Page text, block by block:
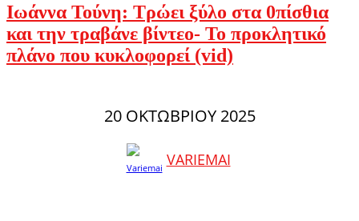
Ιωάννα Τούνη: Τρώει ξύλο στα 0πίσθια
και την τραβάνε βίντεο- Το προκλητικό
πλάνο που κυκλοφορεί (vid)
20 ΟΚΤΩΒΡΊΟΥ 2025
VARIEMAI